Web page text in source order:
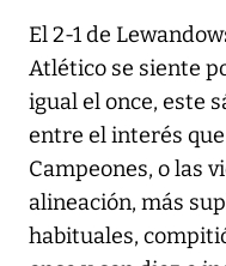
El 2-1 de
Atlético se siente
igual el once, este
entre el interés
Campeones, o las
alineación, más
habituales,